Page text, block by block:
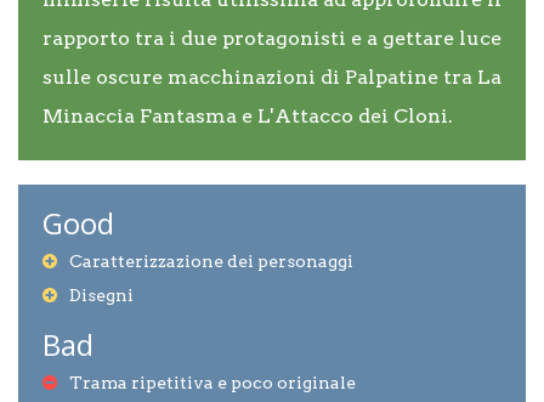
rapporto tra i due protagonisti e a gettare luce
sulle oscure macchinazioni di Palpatine tra La
Minaccia Fantasma e L'Attacco dei Cloni.
Good
Caratterizzazione dei personaggi
Disegni
Bad
Trama ripetitiva e poco originale